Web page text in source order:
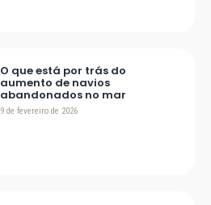
O que está por trás do
aumento de navios
abandonados no mar
9 de fevereiro de 2026